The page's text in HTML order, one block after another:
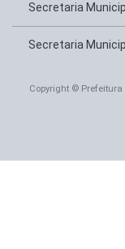
Secretaria
Secretaria
Copyright © Prefeitura